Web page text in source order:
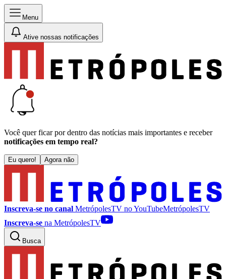
Menu
Ative nossas notificações
Você quer ficar por dentro das notícias mais importantes e receber
notificações em tempo real?
Eu quero! Agora não
Inscreva-se no canal MetrópolesTV noYouTubeMetrópolesTV
Inscreva-se na MetrópolesTV
Busca